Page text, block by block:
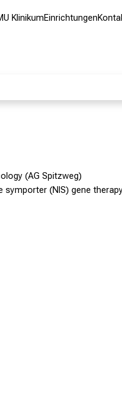
KlinikumEinrichtungen
(AG Spitzweg)
(NIS) gene